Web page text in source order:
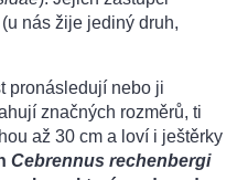
nás žije jediný druh,
pronásledují nebo ji
značných rozměrů, ti
až 30 cm a loví i ještěrky
Cebrennus rechenbergi